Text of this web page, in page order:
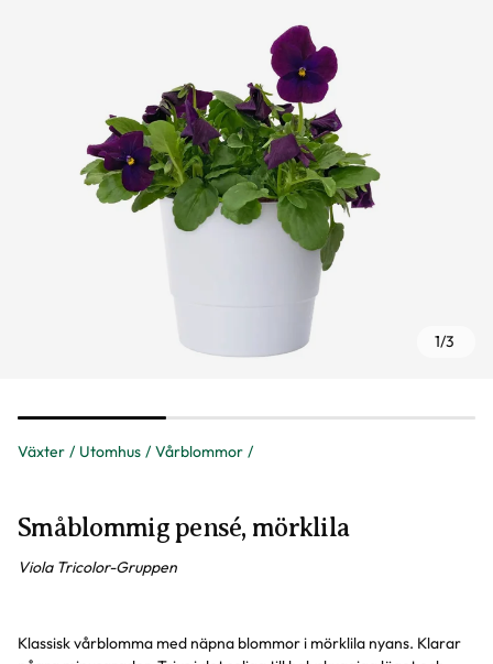
Växter Utomhus Vårblommor
1/3
Småblommig pensé, mörklila
Viola Tricolor-Gruppen
Klassisk vårblomma med näpna blommor i mörklila nyans. Klarar